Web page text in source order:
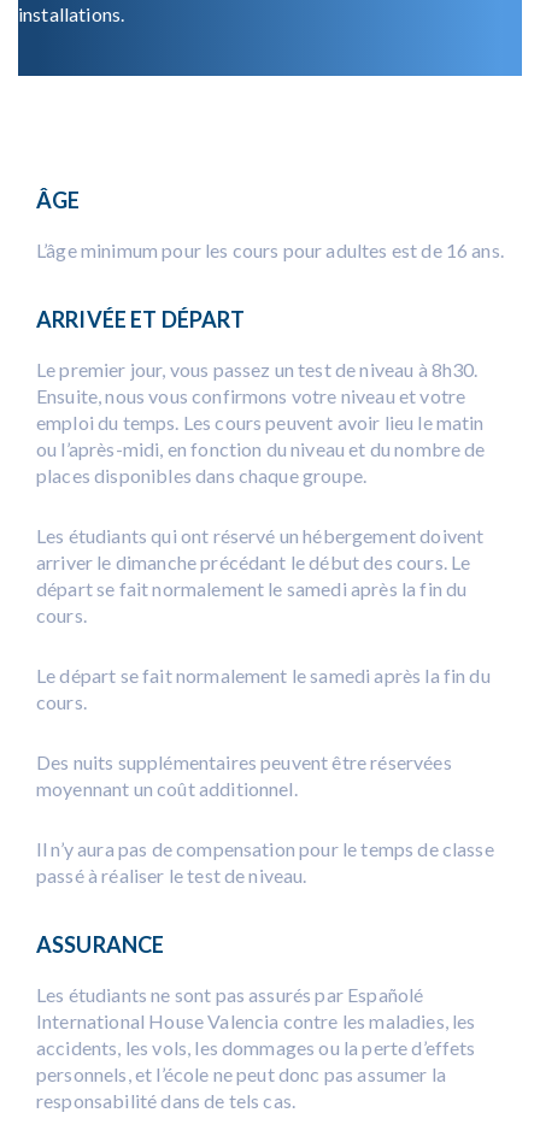
installations.
ÂGE
L’âge minimum pour les cours pour adultes est de 16 ans.
ARRIVÉE ET DÉPART
Le premier jour, vous passez un test de niveau à 8h30.
Ensuite, nous vous confirmons votre niveau et votre
emploi du temps. Les cours peuvent avoir lieu le matin
ou l’après-midi, en fonction du niveau et du nombre de
places disponibles dans chaque groupe.
Les étudiants qui ont réservé un hébergement doivent
arriver le dimanche précédant le début des cours. Le
départ se fait normalement le samedi après la fin du
cours.
Le départ se fait normalement le samedi après la fin du
cours.
Des nuits supplémentaires peuvent être réservées
moyennant un coût additionnel.
Il n’y aura pas de compensation pour le temps de classe
passé à réaliser le test de niveau.
ASSURANCE
Les étudiants ne sont pas assurés par Españolé
International House Valencia contre les maladies, les
accidents, les vols, les dommages ou la perte d’effets
personnels, et l’école ne peut donc pas assumer la
responsabilité dans de tels cas.